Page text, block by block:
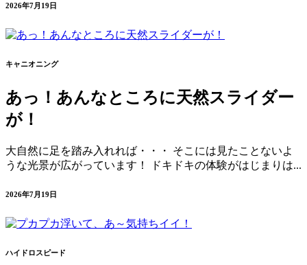
2026年7月19日
キャニオニング
あっ！あんなところに天然スライダー
が！
大自然に足を踏み入れれば・・・ そこには見たことないよ
うな光景が広がっています！ ドキドキの体験がはじまりは...
2026年7月19日
ハイドロスピード